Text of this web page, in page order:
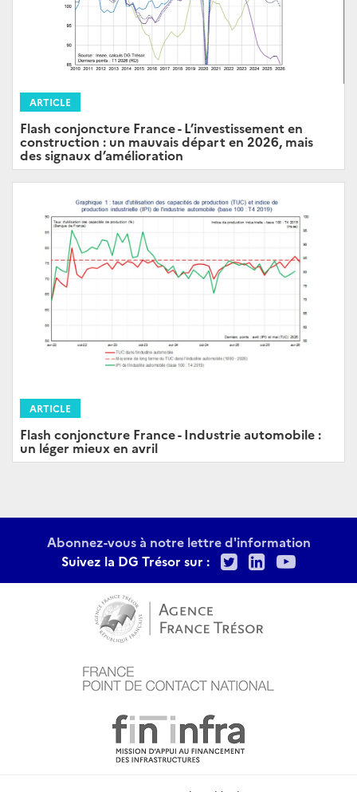
ARTICLE
Flash conjoncture France - L’investissement en
construction : un mauvais départ en 2026, mais
des signaux d’amélioration
ARTICLE
Flash conjoncture France - Industrie automobile :
un léger mieux en avril
Abonnez-vous à notre lettre d'information
Suivez la DG Trésor sur :
TwitterLinkedIn